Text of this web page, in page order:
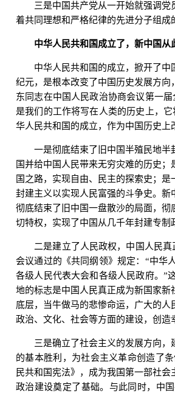
三是中国共产党从一开始就强调党
着共同理想和严格纪律的先进分子组成
中华人民共和国成立了，新中国从
中华人民共和国的成立，掀开了中
纪元，是根本改变了中国历史发展方
东同志在中国人民政治协商会议第一
是我们的工作将写在人类的历史上，
华人民共和国的成立，作为中国历史上
一是彻底结束了旧中国半殖民地半
国并给中国人民带来无穷灾难的历史
国之路，实现自由、民主的探索史；
封建主义以实现人民富强的斗争史。新
彻底结束了旧中国一盘散沙的局面，
切特权，实现了中国从几千年封建专制
二是建立了人民政权，中国人民真
会议通过的《共同纲领》规定：“中华
各级人民代表大会和各级人民政府。”
地的标志是中国人民真正成为新国家
底层，当牛做马的悲惨命运，广大的人
政治、文化、社会等方面的建设，创造
三是确立了社会主义的发展方向，
的基本胜利，为社会主义革命创造了
民共和国宪法》，成为我国第一部社
政治建设奠定了基础。与此同时，中